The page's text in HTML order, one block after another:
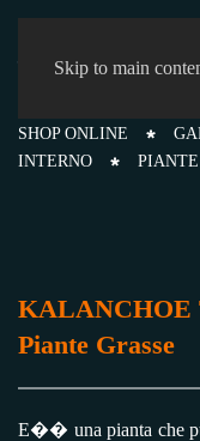
Skip to main
SHOP ONLINE
INTERNO
PIANTE
KALANCHOE
Piante Grasse
E�� una pianta che